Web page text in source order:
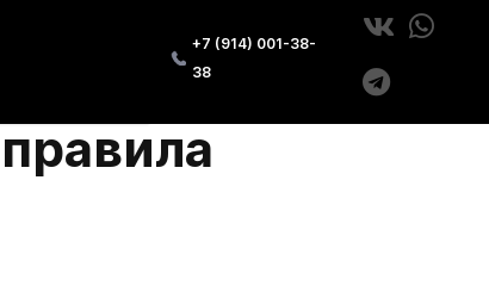
+7 (914) 001-38-
38